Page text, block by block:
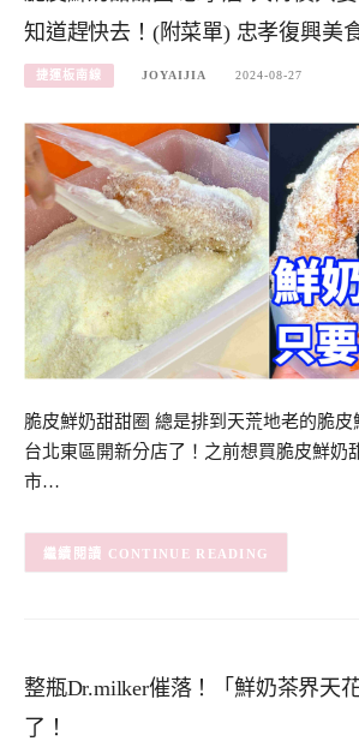
知道趕快去！(附菜單) 忠孝復興美
捷運板南線 JOYAIJIA 2024-08-27
脆皮鮮奶甜甜圈 總是排到天荒地老的脆皮
台北東區開新分店了！之前想買脆皮鮮奶
市…
CONTINUE READING
整瓶Dr.milker催落！「鮮奶茶界天
了！